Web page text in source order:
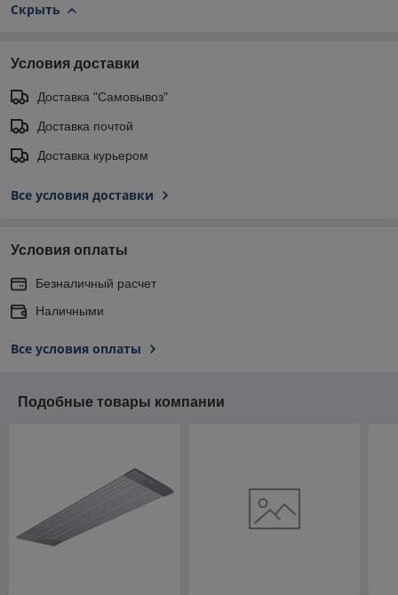
Скрыть
Условия доставки
Доставка "Самовывоз"
Доставка почтой
Доставка курьером
Все условия доставки
Условия оплаты
Безналичный расчет
Наличными
Все условия оплаты
Подобные товары компании